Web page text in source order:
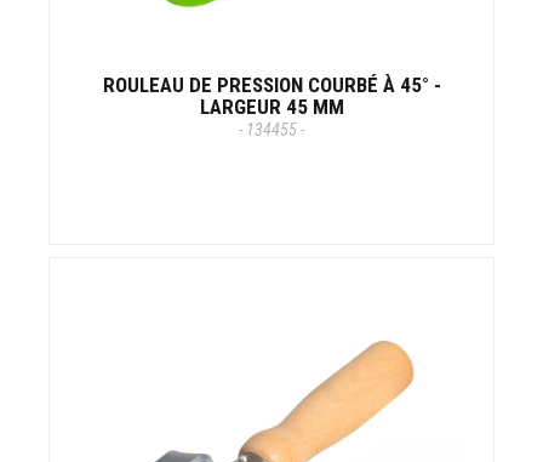
ROULEAU DE PRESSION COURBÉ À 45° -
LARGEUR 45 MM
- 134455 -